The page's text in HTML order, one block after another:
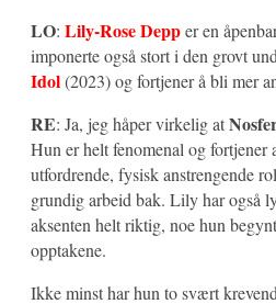
LO: Lily-Rose Depper en
imponerte også stort i den grovt
Idol(2023) og fortjener å bli mer
RE: Ja, jeg håper virkelig at
Hun er helt fenomenal og fortjener
utfordrende, fysisk anstrengende
grundig arbeid bak. Lily har også
aksenten helt riktig, noe hun
opptakene.
Ikke minst har hun to svært